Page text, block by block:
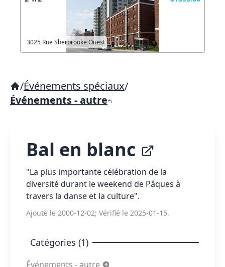
3025 Rue Sherbrooke Ouest
/Événements spéciaux/
Événements - autre
Bal en blanc
"La plus importante célébration de la
diversité durant le weekend de Pâques à
travers la danse et la culture".
Ajouté le 2000-12-02; Vérifié le 2025-01-15.
Catégories (1)
Événements - autre